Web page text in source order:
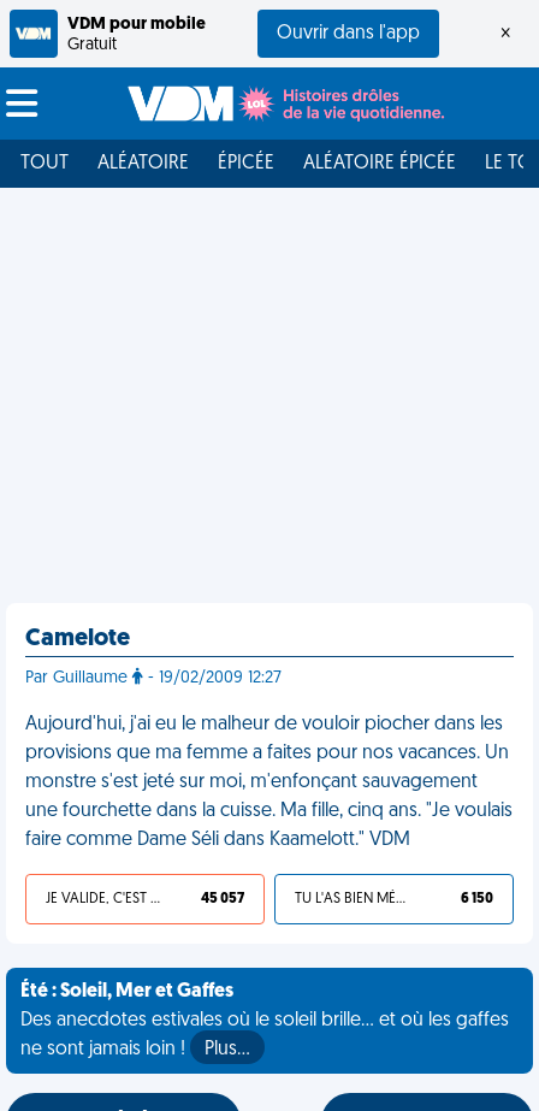
VDM pour mobile
Gratuit
Ouvrir dans l'app ×
TOUT ALÉATOIRE ÉPICÉE ALÉATOIRE ÉPICÉE LE
Camelote
Par Guillaume - 19/02/2009 12:27
Aujourd'hui, j'ai eu le malheur de vouloir piocher dans les
provisions que ma femme a faites pour nos vacances. Un
monstre s'est jeté sur moi, m'enfonçant sauvagement
une fourchette dans la cuisse. Ma fille, cinq ans. "Je voulais
faire comme Dame Séli dans Kaamelott." VDM
JE VALIDE, C'EST UNE VDM 45 057 TU L'AS BIEN MÉRITÉ 6 150
Été : Soleil, Mer et Gaffes
Des anecdotes estivales où le soleil brille... et où les gaffes
ne sont jamais loin !
Plus…